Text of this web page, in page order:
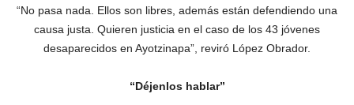
“No pasa nada. Ellos son libres, además están defendiendo una
causa justa. Quieren justicia en el caso de los 43 jóvenes
desaparecidos en Ayotzinapa”, reviró López Obrador.
“Déjenlos hablar”